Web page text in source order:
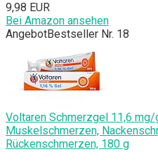
9,98 EUR
Bei Amazon ansehen
AngebotBestseller Nr. 18
Voltaren Schmerzgel 11,6
Muskelschmerzen,
Rückenschmerzen, 180 g